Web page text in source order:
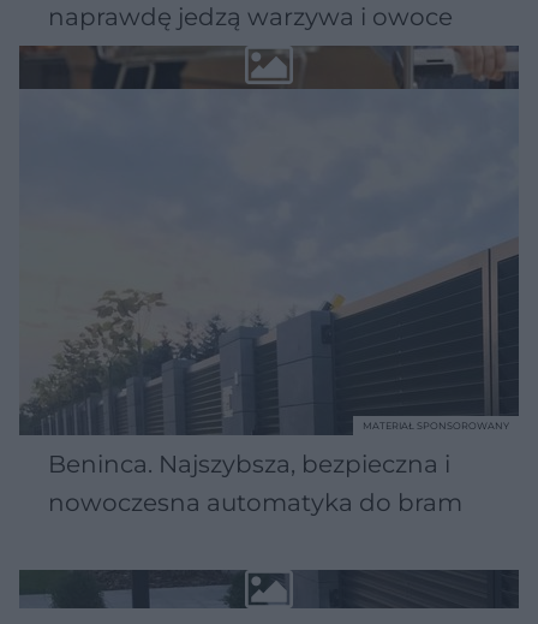
naprawdę jedzą warzywa i owoce
Beninca. Najszybsza, bezpieczna i
nowoczesna automatyka do bram
MATERIAŁ SPONSOROWANY